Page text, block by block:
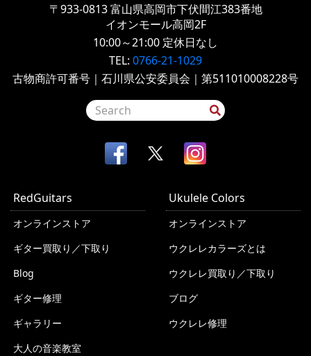
〒933-0813 富山県高岡市下伏間江383番地
イオンモール高岡2F
10:00～21:00 定休日なし
TEL: 0766-21-1029
古物商許可番号｜石川県公安委員会｜第511010008228号
RedGuitars
オンラインストア
ギター買取り／下取り
Blog
ギター修理
ギャラリー
大人の音楽教室
Ukulele Colors
オンラインストア
ウクレレカラーズとは
ウクレレ買取り／下取り
ブログ
ウクレレ修理